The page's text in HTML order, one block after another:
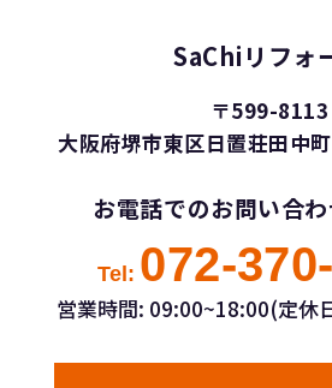
SaChiリフォ
〒599-8113
大阪府堺市東区日置荘田中
お電話でのお問い合
Tel: 072-
営業時間: 09:00~18:00(定休